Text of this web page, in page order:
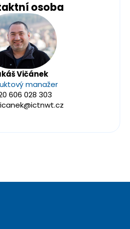
osoba
Vičánek
manažer
606 028 303